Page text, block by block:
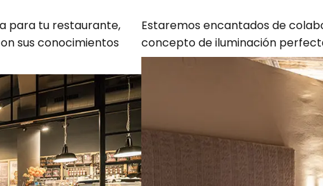
para tu restaurante,
sus conocimientos
Estaremos encantados de
concepto de iluminación